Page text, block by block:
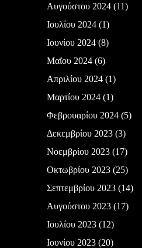
Αυγούστου 2024(11)
Ιουλίου 2024(1)
Ιουνίου 2024(8)
Μαΐου 2024(6)
Απριλίου 2024(1)
Μαρτίου 2024(1)
Φεβρουαρίου 2024(5)
Δεκεμβρίου 2023(3)
Νοεμβρίου 2023(17)
Οκτωβρίου 2023(25)
Σεπτεμβρίου 2023(14)
Αυγούστου 2023(17)
Ιουλίου 2023(12)
Ιουνίου 2023(20)